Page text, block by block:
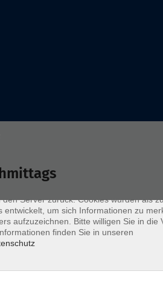
des Surfens auf dem Computer
speichert jede Nachricht in einer
Server zurück. Cookies wurden als
entwickelt, um sich Informationen zu
aufzuzeichnen. Bitte willigen Sie in die
finden Sie in unseren